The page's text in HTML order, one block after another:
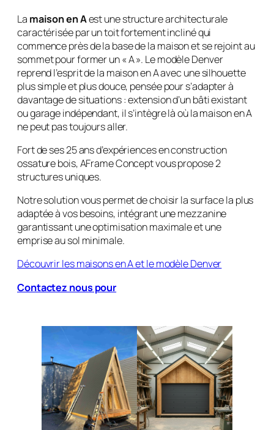
La maison en Aest une structure architecturale
caractérisée par un toit fortement incliné qui
commence près de la base de la maison et se rejoint au
sommet pour former un « A ». Le modèle Denver
reprend l’esprit de la maison en A avec une silhouette
plus simple et plus douce, pensée pour s’adapter à
davantage de situations : extension d’un bâti existant
ou garage indépendant, il s’intègre là où la maison en A
ne peut pas toujours aller.
Fort de ses 25 ans d’expériences en construction
ossature bois, AFrame Concept vous propose 2
structures uniques.
Notre solution vous permet de choisir la surface la plus
adaptée à vos besoins, intégrant une mezzanine
garantissant une optimisation maximale et une
emprise au sol minimale.
Découvrir les maisons en A et le modèle Denver
Contactez nous pour plus d’informations.